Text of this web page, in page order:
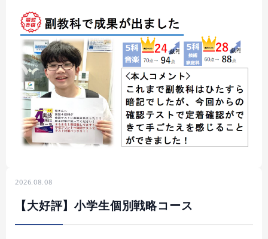
2026.08.08
【大好評】小学生個別戦略コース